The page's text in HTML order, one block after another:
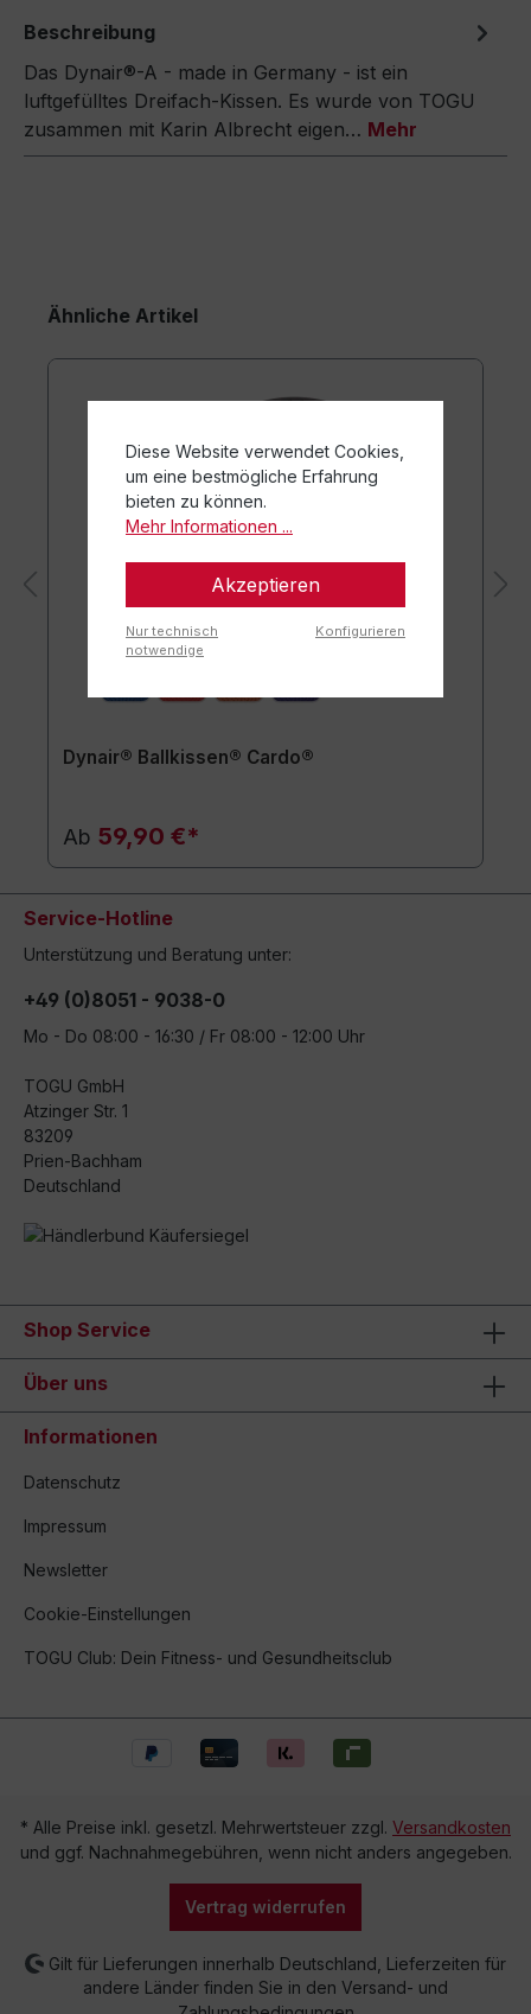
Beschreibung
Das Dynair®-A - made in Germany - ist ein
luftgefülltes Dreifach-Kissen. Es wurde von TOGU
zusammen mit Karin Albrecht eigen… Mehr
Ähnliche Artikel
Dynair® Ballkissen® Cardo®
Ab 59,90 €*
Service-Hotline
Unterstützung und Beratung unter:
+49 (0)8051 - 9038-0
Mo - Do 08:00 - 16:30 / Fr 08:00 - 12:00 Uhr
TOGU GmbH
Atzinger Str. 1
83209
Prien-Bachham
Deutschland
Shop Service
Über uns
Informationen
Datenschutz
Impressum
Newsletter
Cookie-Einstellungen
TOGU Club: Dein Fitness- und Gesundheitsclub
* Alle Preise inkl. gesetzl. Mehrwertsteuer zzgl. Versandkosten
und ggf. Nachnahmegebühren, wenn nicht anders angegeben.
Vertrag widerrufen
Gilt für Lieferungen innerhalb Deutschland, Lieferzeiten für
andere Länder finden Sie in den Versand- und
Diese Website verwendet Cookies,
um eine bestmögliche Erfahrung
bieten zu können.
Mehr Informationen ...
Akzeptieren
Nur technisch
notwendige
Konfigurieren